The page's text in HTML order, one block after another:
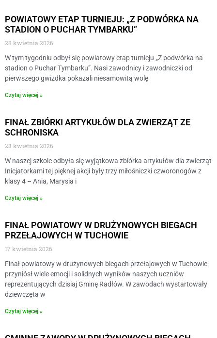
POWIATOWY ETAP TURNIEJU: „Z PODWÓRKA NA
STADION O PUCHAR TYMBARKU”
28 kwietnia 2026
W tym tygodniu odbył się powiatowy etap turnieju „Z podwórka na
stadion o Puchar Tymbarku”. Nasi zawodnicy i zawodniczki od
pierwszego gwizdka pokazali niesamowitą wolę
Czytaj więcej »
FINAŁ ZBIÓRKI ARTYKUŁÓW DLA ZWIERZĄT ZE
SCHRONISKA
28 kwietnia 2026
W naszej szkole odbyła się wyjątkowa zbiórka artykułów dla zwierząt
Inicjatorkami tej pięknej akcji były trzy miłośniczki czworonogów z
klasy 4 – Ania, Marysia i
Czytaj więcej »
FINAŁ POWIATOWY W DRUŻYNOWYCH BIEGACH
PRZEŁAJOWYCH W TUCHOWIE
17 kwietnia 2026
Finał powiatowy w drużynowych biegach przełajowych w Tuchowie
przyniósł wiele emocji i solidnych wyników naszych uczniów
reprezentujących dzisiaj Gminę Radłów. W zawodach wystartowały
dziewczęta w
Czytaj więcej »